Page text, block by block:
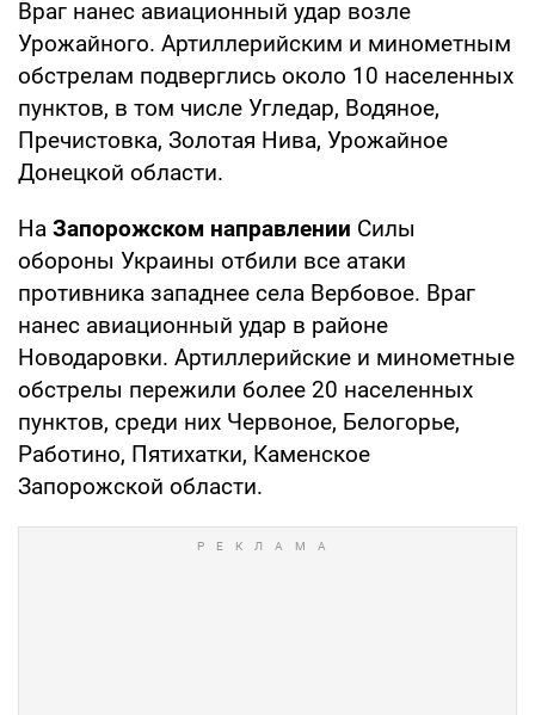
Враг нанес авиационный удар возле
Урожайного. Артиллерийским и минометным
обстрелам подверглись около 10 населенных
пунктов, в том числе Угледар, Водяное,
Пречистовка, Золотая Нива, Урожайное
Донецкой области.
На Запорожском направлении Силы
обороны Украины отбили все атаки
противника западнее села Вербовое. Враг
нанес авиационный удар в районе
Новодаровки. Артиллерийские и минометные
обстрелы пережили более 20 населенных
пунктов, среди них Червоное, Белогорье,
Работино, Пятихатки, Каменское
Запорожской области.